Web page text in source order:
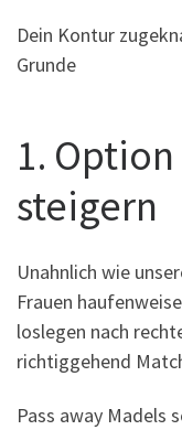
Dein Kontur
Grunde
1.
steigern
Unahnlich wie
Frauen
loslegen nach
richtiggehend
Pass away Madels